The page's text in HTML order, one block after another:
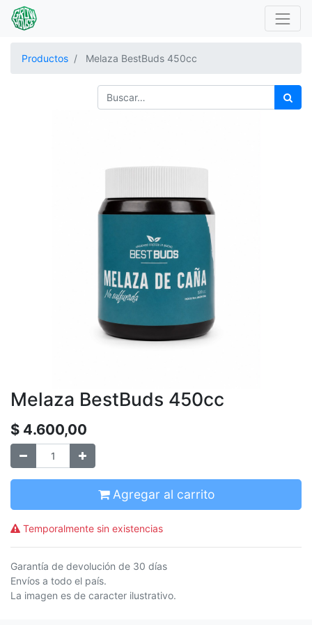
Productos Melaza BestBuds 450cc
Melaza BestBuds 450cc
$ 4.600,00
Agregar al carrito
Temporalmente sin existencias
Garantía de devolución de 30 días
Envíos a todo el país.
La imagen es de caracter ilustrativo.